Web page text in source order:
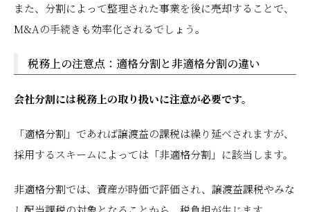
また、分割によって整理された事業を後に売却することで、
M&Aの手続きも効率化されるでしょう。
税務上の注意点：適格分割と非適格分割の違い
会社分割には税務上の取り扱いに注意が必要です。
「適格分割」であれば譲渡益の課税は繰り延べされますが、
採用するスキームによっては「非適格分割」に該当します。
非適格分割では、資産が時価で評価され、譲渡益課税やみな